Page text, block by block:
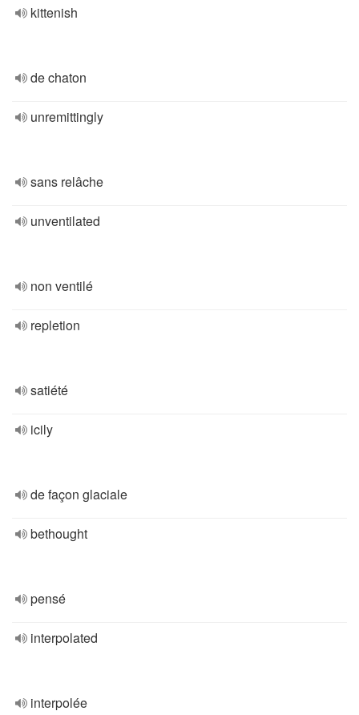
kittenish
de chaton
unremittingly
sans relâche
unventilated
non ventilé
repletion
satiété
icily
de façon glaciale
bethought
pensé
interpolated
interpolée